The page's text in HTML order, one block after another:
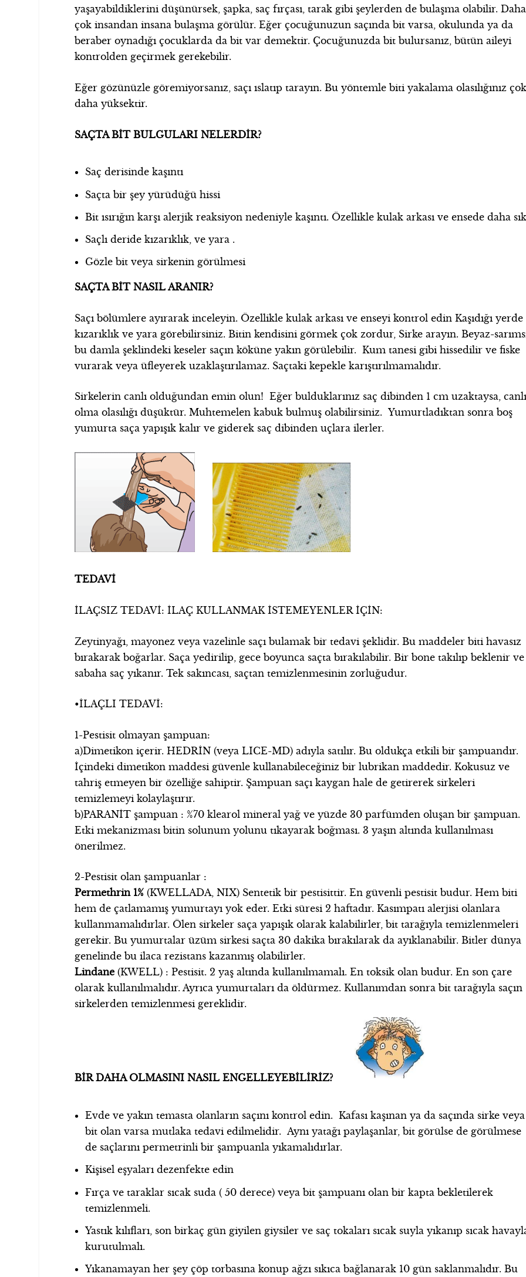
yaşayabildiklerini düşünürsek, şapka, saç fırçası, tarak gibi şeylerden de bulaşma olabilir. Daha
çok insandan insana bulaşma görülür. Eğer çocuğunuzun saçında bit varsa, okulunda ya da
beraber oynadığı çocuklarda da bit var demektir. Çocuğunuzda bit bulursanız, bütün aileyi
kontrolden geçirmek gerekebilir.
Eğer gözünüzle göremiyorsanız, saçı ıslatıp tarayın. Bu yöntemle biti yakalama olasılığınız
daha yüksektir.
SAÇTA BİT BULGULARI NELERDİR?
Saç derisinde kaşıntı
Saçta bir şey yürüdüğü hissi
Bit ısırığın karşı alerjik reaksiyon nedeniyle kaşıntı. Özellikle kulak arkası ve ensede daha
Saçlı deride kızarıklık, ve yara .
Gözle bit veya sirkenin görülmesi
SAÇTA BİT NASIL ARANIR?
Saçı bölümlere ayırarak inceleyin. Özellikle kulak arkası ve enseyi kontrol edin Kaşıdığı yerde
kızarıklık ve yara görebilirsiniz. Bitin kendisini görmek çok zordur, Sirke arayın. Beyaz-
bu damla şeklindeki keseler saçın köküne yakın görülebilir. Kum tanesi gibi hissedilir ve fiske
vurarak veya üfleyerek uzaklaştırılamaz. Saçtaki kepekle karıştırılmamalıdır.
Sirkelerin canlı olduğundan emin olun! Eğer bulduklarınız saç dibinden 1 cm uzaktaysa,
olma olasılığı düşüktür. Muhtemelen kabuk bulmuş olabilirsiniz. Yumurtladıktan sonra boş
yumurta saça yapışık kalır ve giderek saç dibinden uçlara ilerler.
TEDAVİ
İLAÇSIZ TEDAVİ: İLAÇ KULLANMAK İSTEMEYENLER İÇİN:
Zeytinyağı, mayonez veya vazelinle saçı bulamak bir tedavi şeklidir. Bu maddeler biti havasız
bırakarak boğarlar. Saça yedirilip, gece boyunca saçta bırakılabilir. Bir bone takılıp beklenir ve
sabaha saç yıkanır. Tek sakıncası, saçtan temizlenmesinin zorluğudur.
•İLAÇLI TEDAVİ:
1-Pestisit olmayan şampuan:
a)Dimetikon içerir. HEDRİN (veya LICE-MD) adıyla satılır. Bu oldukça etkili bir şampuandır.
İçindeki dimetikon maddesi güvenle kullanabileceğiniz bir lubrikan maddedir. Kokusuz ve
tahriş etmeyen bir özelliğe sahiptir. Şampuan saçı kaygan hale de getirerek sirkeleri
temizlemeyi kolaylaştırır.
b)PARANİT şampuan : %70 klearol mineral yağ ve yüzde 30 parfümden oluşan bir şampuan.
Etki mekanizması bitin solunum yolunu tıkayarak boğması. 3 yaşın altında kullanılması
önerilmez.
2-Pestisit olan şampuanlar :
Permethrin 1% (KWELLADA, NIX) Sentetik bir pestisittir. En güvenli pestisit budur. Hem biti
hem de çatlamamış yumurtayı yok eder. Etki süresi 2 haftadır. Kasımpatı alerjisi olanlara
kullanmamalıdırlar. Ölen sirkeler saça yapışık olarak kalabilirler, bit tarağıyla temizlenmeleri
gerekir. Bu yumurtalar üzüm sirkesi saçta 30 dakika bırakılarak da ayıklanabilir. Bitler dünya
genelinde bu ilaca rezistans kazanmış olabilirler.
Lindane (KWELL) : Pestisit. 2 yaş altında kullanılmamalı. En toksik olan budur. En son çare
olarak kullanılmalıdır. Ayrıca yumurtaları da öldürmez. Kullanımdan sonra bit tarağıyla saçın
sirkelerden temizlenmesi gereklidir.
BİR DAHA OLMASINI NASIL ENGELLEYEBİLİRİZ?
Evde ve yakın temasta olanların saçını kontrol edin. Kafası kaşınan ya da saçında sirke veya
bit olan varsa mutlaka tedavi edilmelidir. Aynı yatağı paylaşanlar, bit görülse de görülmese
de saçlarını permetrinli bir şampuanla yıkamalıdırlar.
Kişisel eşyaları dezenfekte edin
Fırça ve taraklar sıcak suda ( 50 derece) veya bit şampuanı olan bir kapta bekletilerek
temizlenmeli.
Yastık kılıfları, son birkaç gün giyilen giysiler ve saç tokaları sıcak suyla yıkanıp sıcak
kurutulmalı.
Yıkanamayan her şey çöp torbasına konup ağzı sıkıca bağlanarak 10 gün saklanmalıdır. Bu